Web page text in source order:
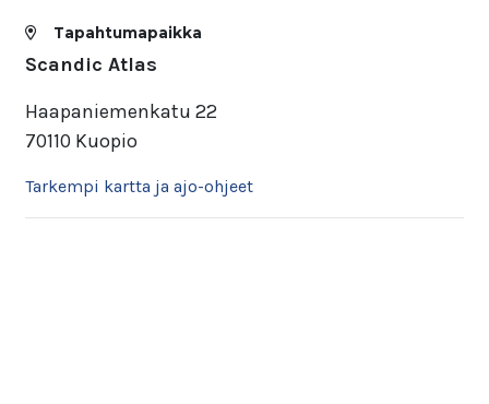
Tapahtumapaikka
Scandic Atlas
Haapaniemenkatu 22
70110 Kuopio
Tarkempi kartta ja ajo-ohjeet